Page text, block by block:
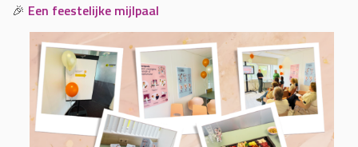
🎉 Een feestelijke mijlpaal